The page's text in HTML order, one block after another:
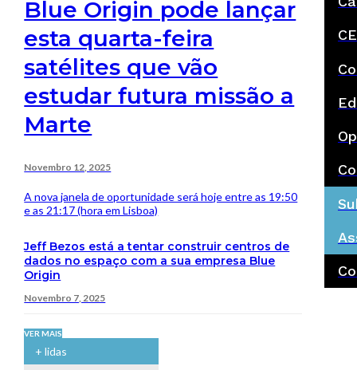
Blue Origin pode lançar
esta quarta-feira
satélites que vão
estudar futura missão a
Marte
Novembro 12, 2025
A nova janela de oportunidade será hoje entre as 19:50
e as 21:17 (hora em Lisboa)
Jeff Bezos está a tentar construir centros de
dados no espaço com a sua empresa Blue
Origin
Novembro 7, 2025
VER MAIS
+ lidas